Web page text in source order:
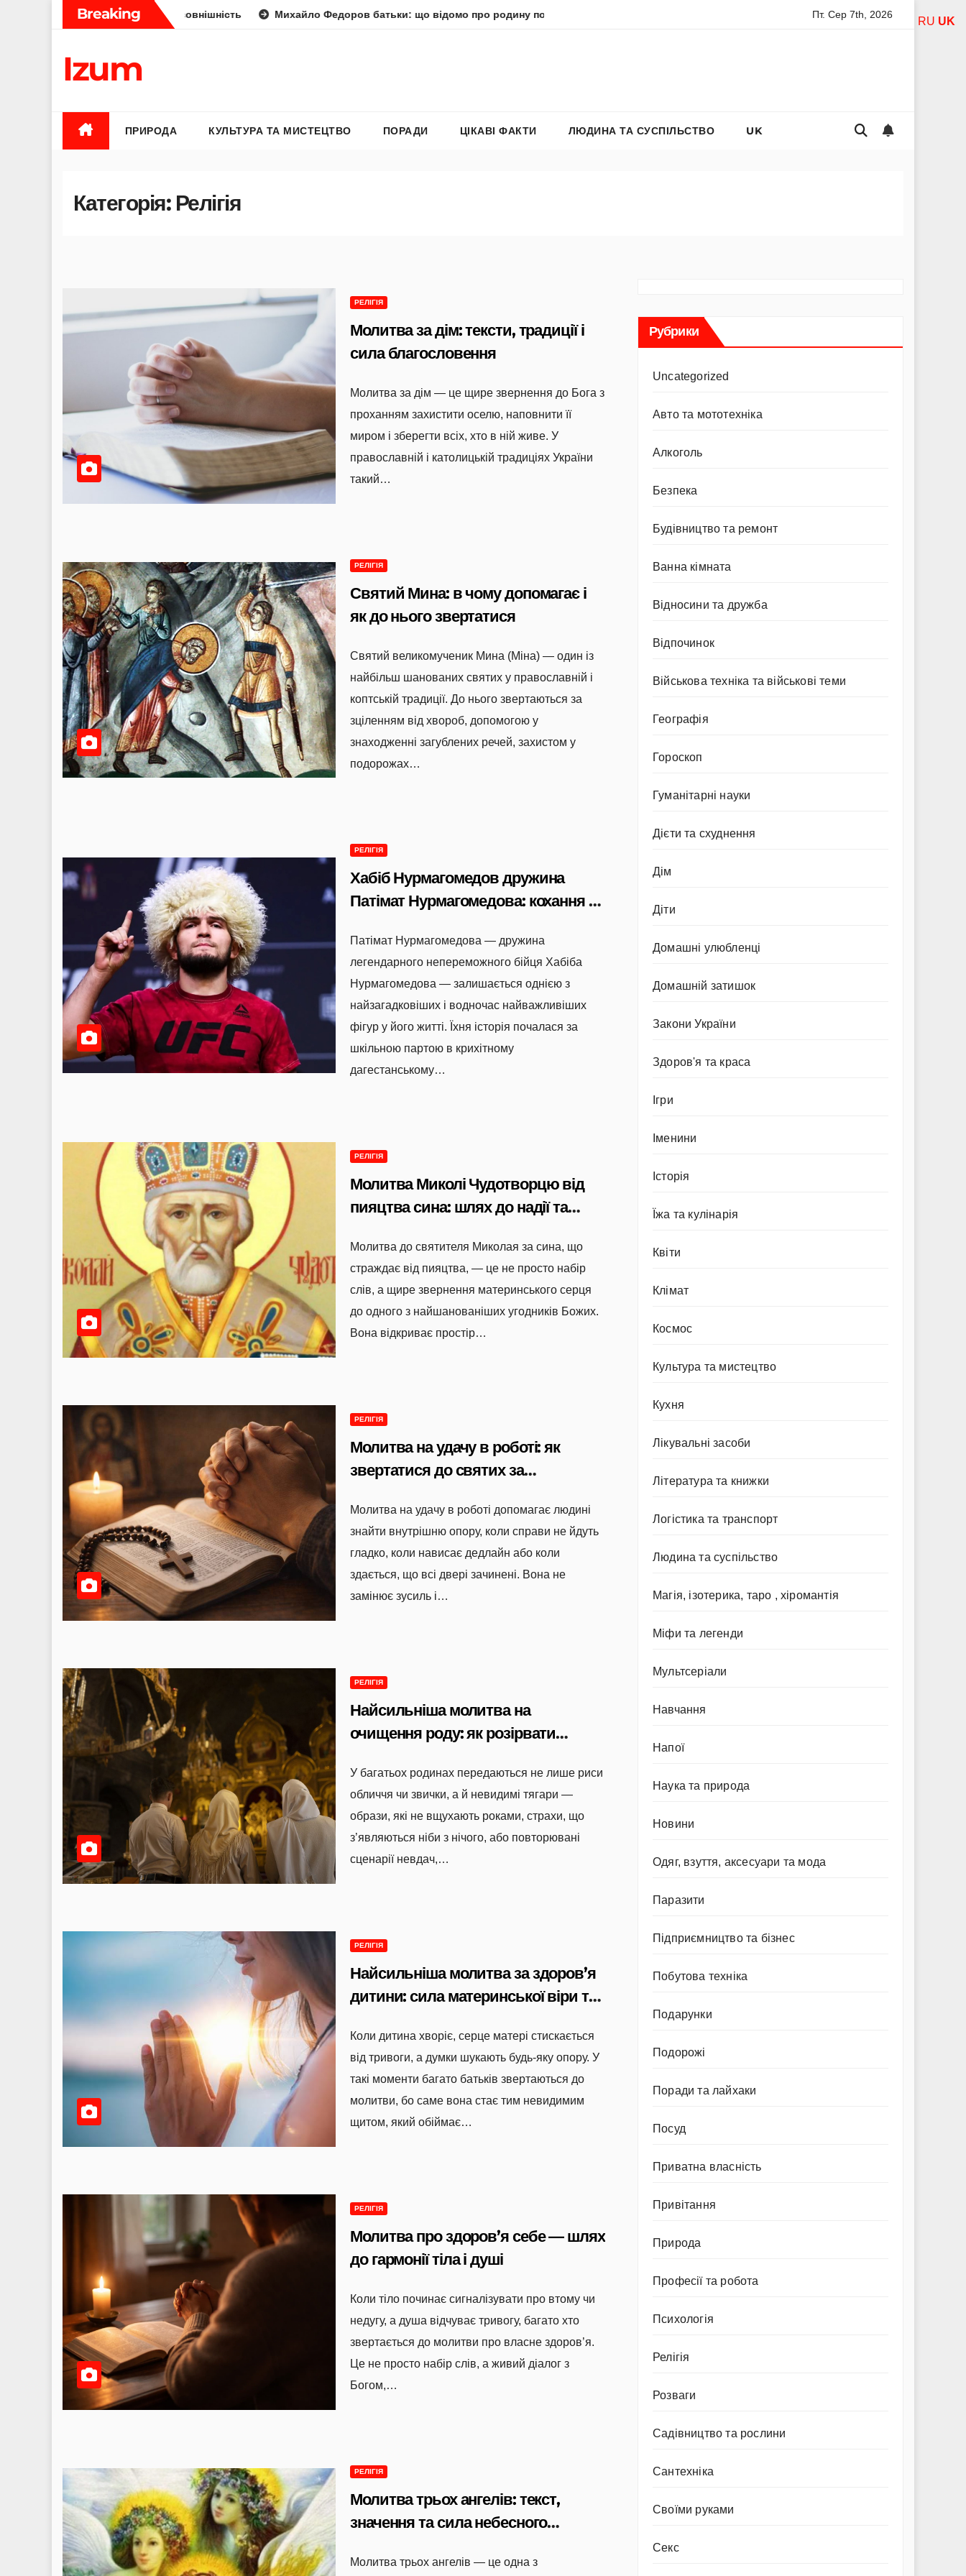
Breaking
отрута чи лише зовнішність Михайло Федоров батьки: що відомо про родину політика Молитва пресвятої богородиці за дітей: слова захисту і материнського тепла
Пт. Сер 7th, 2026
Izum
ПРИРОДА КУЛЬТУРА ТА МИСТЕЦТВО ПОРАДИ ЦІКАВІ ФАКТИ ЛЮДИНА ТА СУСПІЛЬСТВО UK
Категорія: Релігія
РЕЛІГІЯ
Молитва за дім: тексти, традиції і
сила благословення
Молитва за дім — це щире звернення до Бога з
проханням захистити оселю, наповнити її
миром і зберегти всіх, хто в ній живе. У
православній і католицькій традиціях України
такий…
РЕЛІГІЯ
Святий Мина: в чому допомагає і
як до нього звертатися
Святий великомученик Мина (Міна) — один із
найбільш шанованих святих у православній і
коптській традиції. До нього звертаються за
зціленням від хвороб, допомогою у
знаходженні загублених речей, захистом у
подорожах…
РЕЛІГІЯ
Хабіб Нурмагомедов дружина
Патімат Нурмагомедова: кохання з
завісою приватності
Патімат Нурмагомедова — дружина
легендарного непереможного бійця Хабіба
Нурмагомедова — залишається однією з
найзагадковіших і водночас найважливіших
фігур у його житті. Їхня історія почалася за
шкільною партою в крихітному
дагестанському…
РЕЛІГІЯ
Молитва Миколі Чудотворцю від
пияцтва сина: шлях до надії та
Молитва до святителя Миколая за сина, що
страждає від пияцтва, — це не просто набір
слів, а щире звернення материнського серця
до одного з найшанованіших угодників Божих.
Вона відкриває простір…
РЕЛІГІЯ
Молитва на удачу в роботі: як
звертатися до святих за
справах
Молитва на удачу в роботі допомагає людині
знайти внутрішню опору, коли справи не йдуть
гладко, коли нависає дедлайн або коли
здається, що всі двері зачинені. Вона не
замінює зусиль і…
РЕЛІГІЯ
Найсильніша молитва на
очищення роду: як розірвати
до світла
У багатьох родинах передаються не лише риси
обличчя чи звички, а й невидимі тягари —
образи, які не вщухають роками, страхи, що
з’являються ніби з нічого, або повторювані
сценарії невдач,…
РЕЛІГІЯ
Найсильніша молитва за здоров’я
дитини: сила материнської віри та
Коли дитина хворіє, серце матері стискається
від тривоги, а думки шукають будь-яку опору. У
такі моменти багато батьків звертаються до
молитви, бо саме вона стає тим невидимим
щитом, який обіймає…
РЕЛІГІЯ
Молитва про здоров’я себе — шлях
до гармонії тіла і душі
Коли тіло починає сигналізувати про втому чи
недугу, а душа відчуває тривогу, багато хто
звертається до молитви про власне здоров’я.
Це не просто набір слів, а живий діалог з
Богом,…
РЕЛІГІЯ
Молитва трьох ангелів: текст,
значення та сила небесного
Молитва трьох ангелів — це одна з
Рубрики
Uncategorized
Авто та мототехніка
Алкоголь
Безпека
Будівництво та ремонт
Ванна кімната
Відносини та дружба
Відпочинок
Військова техніка та військові теми
Географія
Гороскоп
Гуманітарні науки
Дієти та схуднення
Дім
Діти
Домашні улюбленці
Домашній затишок
Закони України
Здоров'я та краса
Ігри
Іменини
Історія
Їжа та кулінарія
Квіти
Клімат
Космос
Культура та мистецтво
Кухня
Лікувальні засоби
Література та книжки
Логістика та транспорт
Людина та суспільство
Магія, ізотерика, таро , хіромантія
Міфи та легенди
Мультсеріали
Навчання
Напої
Наука та природа
Новини
Одяг, взуття, аксесуари та мода
Паразити
Підприємництво та бізнес
Побутова техніка
Подарунки
Подорожі
Поради та лайхаки
Посуд
Приватна власність
Привітання
Природа
Професії та робота
Психологія
Релігія
Розваги
Садівництво та рослини
Сантехніка
Своїми руками
Секс
RU UK